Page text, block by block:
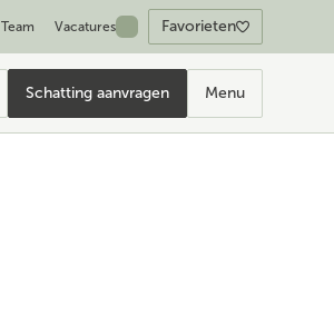
Team Vacatures Favorieten
Schatting aanvragen Menu